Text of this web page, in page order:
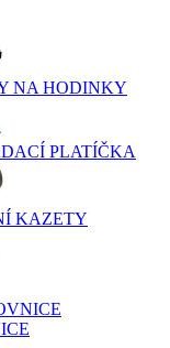
NA HODINKY
PLATÍČKA
KAZETY